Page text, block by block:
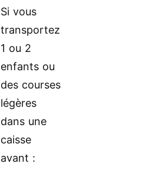
Si vous
transportez
1 ou 2
enfants ou
des courses
légères
dans une
caisse
avant :